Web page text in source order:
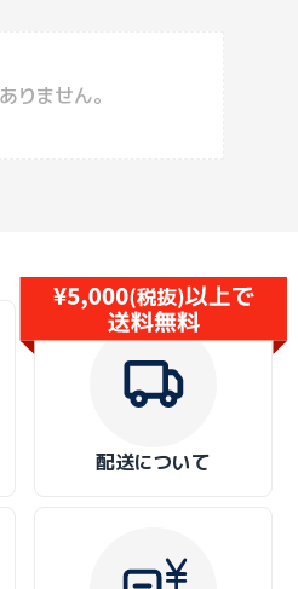
りません。
配送について